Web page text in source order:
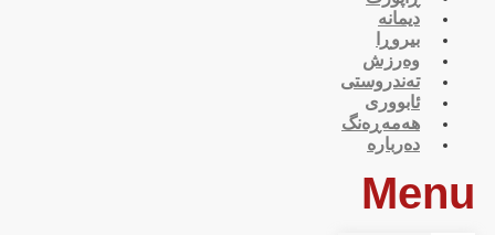
دیمانە
بیروڕا
وەرزش
تەندروستی
ئابووری
هەمەڕەنگ
دەربارە
Menu